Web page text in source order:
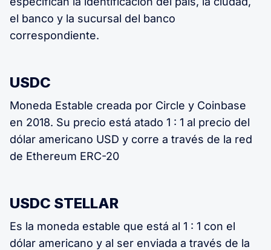
el banco y la sucursal del banco
correspondiente.
USDC
Moneda Estable creada por Circle y Coinbase
en 2018. Su precio está atado 1 : 1 al precio del
dólar americano USD y corre a través de la red
de Ethereum ERC-20
USDC STELLAR
Es la moneda estable que está al 1 : 1 con el
dólar americano y al ser enviada a través de la